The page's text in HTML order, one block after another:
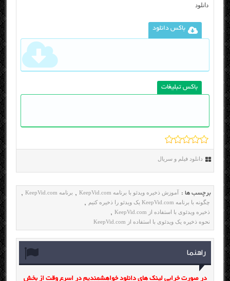
دانلود
باکس دانلود
باکس تبلیغات
دانلود فیلم و سریال
برچسب ها : آموزش ذخیره ویدئو با برنامه KeepVid.com , برنامه KeepVid.com ,
چگونه با برنامه KeepVid.com یک ویدئو را ذخیره کنیم ,
ذخیره ویدئوی با استفاده از KeepVid.com ,
نحوه ذخیره یک ویدئوی با استفاده از KeepVid.com
راهنما
در صورت خرابی لینک های دانلود خواهشمندیم در اسرع وقت از بخش